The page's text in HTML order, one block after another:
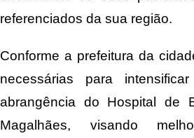
referenciados da sua região.
Conforme a prefeitura da
necessárias para
abrangência do Hospital de
Magalhães, visando